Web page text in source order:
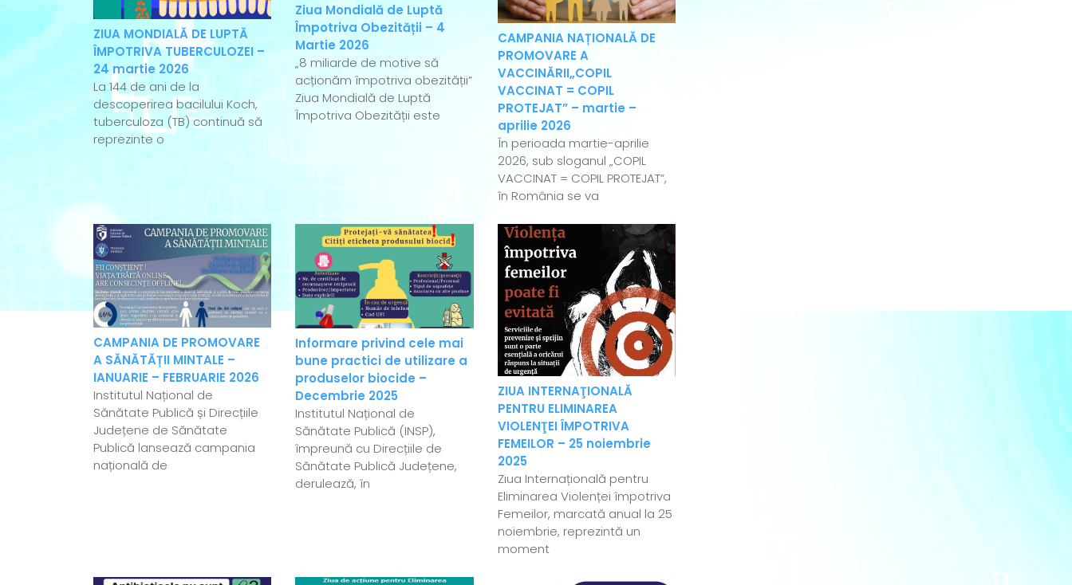
ZIUA MONDIALĂ DE LUPTĂ
ÎMPOTRIVA TUBERCULOZEI –
24 martie 2026
La 144 de ani de la
descoperirea bacilului Koch,
tuberculoza (TB) continuă să
reprezinte o
Ziua Mondială de Luptă
Împotriva Obezității – 4
Martie 2026
„8 miliarde de motive să
acționăm împotriva obezității”
Ziua Mondială de Luptă
Împotriva Obezității este
CAMPANIA NAȚIONALĂ DE
PROMOVARE A
VACCINĂRII„COPIL
VACCINAT = COPIL
PROTEJAT” – martie –
aprilie 2026
În perioada martie-aprilie
2026, sub sloganul „COPIL
VACCINAT = COPIL PROTEJAT”,
în România se va
CAMPANIA DE PROMOVARE
A SĂNĂTĂȚII MINTALE –
IANUARIE – FEBRUARIE 2026
Institutul Național de
Sănătate Publică și Direcțiile
Județene de Sănătate
Publică lansează campania
națională de
Informare privind cele mai
bune practici de utilizare a
produselor biocide –
Decembrie 2025
Institutul Național de
Sănătate Publică (INSP),
împreună cu Direcțiile de
Sănătate Publică Județene,
derulează, în
ZIUA INTERNAŢIONALĂ
PENTRU ELIMINAREA
VIOLENŢEI ÎMPOTRIVA
FEMEILOR – 25 noiembrie
2025
Ziua Internațională pentru
Eliminarea Violenței împotriva
Femeilor, marcată anual la 25
noiembrie, reprezintă un
moment